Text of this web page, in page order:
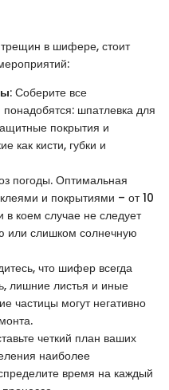
трещин в шифере, стоит
: Соберите все
шпатлевка для
покрытия и
как кисти, губки и
погоды. Оптимальная
и покрытиями – от 10
коем случае не следует
или слишком солнечную
что шифер всегда
лишние листья и иные
частицы могут негативно
четкий план ваших
наиболее
время на каждый